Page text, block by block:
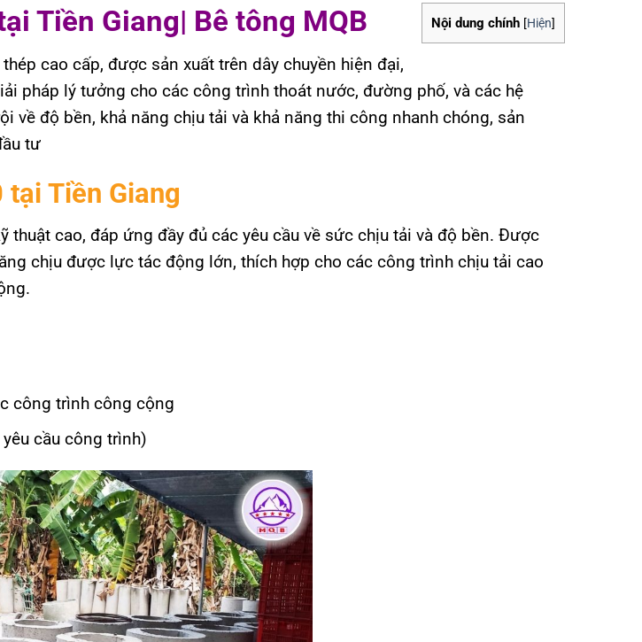
Nội dung chính [Hiện]
Tiền Giang| Bê tông MQB
cao cấp, được sản xuất trên dây chuyền hiện đại,
pháp lý tưởng cho các công trình thoát nước, đường phố, và các hệ
độ bền, khả năng chịu tải và khả năng thi công nhanh chóng, sản
tư
Tiền Giang
thuật cao, đáp ứng đầy đủ các yêu cầu về sức chịu tải và độ bền. Được
chịu được lực tác động lớn, thích hợp cho các công trình chịu tải cao
công trình công cộng
cầu công trình)